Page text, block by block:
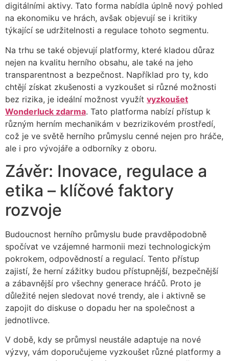
digitálními aktivy. Tato forma nabídla úplně nový pohled
na ekonomiku ve hrách, avšak objevují se i kritiky
týkající se udržitelnosti a regulace tohoto segmentu.
Na trhu se také objevují platformy, které kladou důraz
nejen na kvalitu herního obsahu, ale také na jeho
transparentnost a bezpečnost. Například pro ty, kdo
chtějí získat zkušenosti a vyzkoušet si různé možnosti
bez rizika, je ideální možnost využít vyzkoušet
Wonderluck zdarma. Tato platforma nabízí přístup k
různým herním mechanikám v bezrizikovém prostředí,
což je ve světě herního průmyslu cenné nejen pro hráče,
ale i pro vývojáře a odborníky z oboru.
Závěr: Inovace, regulace a
etika – klíčové faktory
rozvoje
Budoucnost herního průmyslu bude pravděpodobně
spočívat ve vzájemné harmonii mezi technologickým
pokrokem, odpovědností a regulací. Tento přístup
zajistí, že herní zážitky budou přístupnější, bezpečnější
a zábavnější pro všechny generace hráčů. Proto je
důležité nejen sledovat nové trendy, ale i aktivně se
zapojit do diskuse o dopadu her na společnost a
jednotlivce.
V době, kdy se průmysl neustále adaptuje na nové
výzvy, vám doporučujeme vyzkoušet různé platformy a